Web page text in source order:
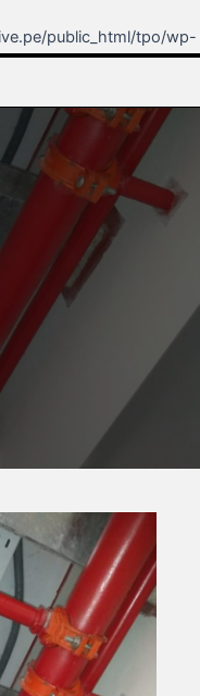
public_html/tpo/wp-